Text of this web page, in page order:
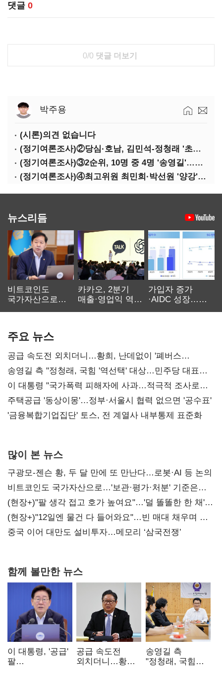
댓글 0
0/0 댓글 더보기
박주용
(시론)의견 없습니다
(정기여론조사)②당심·호남, 김민석-정청래 '초접전'
(정기여론조사)③2순위, 10명 중 4명 '송영길'…정청래 '한 자릿수'
(정기여론조사)④최고위원 최민희·박선원 '양강'…서미화·이성윤·임미애 뒤이어
뉴스리듬
비트코인도
국가자산으로…'
카카오, 2분기
매출·영업익 역대
가입자 증가
·AIDC 성장…
주요 뉴스
공급 속도전 외치더니…황희, 난데없이 '폐버스
리모델링' 제안
송영길 측 "정청래, 국힘 '역선택' 대상…민주당 대표로
총선 지휘 못해"
이 대통령 "국가폭력 피해자에 사과…적극적 조사로
진실 밝혀야"
주택공급 '동상이몽'…정부·서울시 협력 없으면 '공수표'
'금융복합기업집단' 토스, 전 계열사 내부통제 표준화
많이 본 뉴스
구광모-젠슨 황, 두 달 만에 또 만난다…로봇·AI 등 논의
비트코인도 국가자산으로…'보관·평가·처분' 기준은
숙제
(현장+)"팔 생각 접고 호가 높여요"…'덜 똘똘한 한 채'
20억 키맞추기
(현장+)"12일엔 물건 다 들어와요"…빈 매대 채우며 문
연 홈플러스
중국 이어 대만도 설비투자…메모리 ‘삼국전쟁’
함께 볼만한 뉴스
이 대통령, '공급'
팔
공급 속도전
외치더니…황희,
송영길 측
"정청래, 국힘